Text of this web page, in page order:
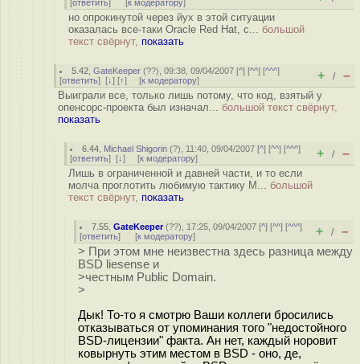
ответить к модератору
но опрокинутой через йух в этой ситуации
оказалась все-таки Oracle Red Hat, с... большой
текст свёрнут, показать
5.42 ,GateKeeper (??), 09:38, 09/04/2007 [^] [^^] [^^^]
[ответить] [↓] [↑] [к модератору] + / –
Выиграли все, только лишь потому, что код, взятый у
опенсорс-проекта был изначал... большой текст свёрнут,
показать
6.44 Michael Shigorin (?), 11:40, 09/04/2007 [^] [^^] [^^^]
[ответить] [↓] [к модератору] + / –
Лишь в ограниченной и давней части, и то если
молча проглотить любимую тактику M... большой
текст свёрнут, показать
7.55 ,GateKeeper(??), 17:25, 09/04/2007 [^] [^^] [^^^]
[ответить] [к модератору] + / –
> При этом мне неизвестна здесь разница между
BSD liesense и
>честным Public Domain.
>
Дык! То-то я смотрю Ваши коллеги бросились
отказываться от упоминания того "недостойного
BSD-лицензии" факта. Ан нет, каждый норовит
ковырнуть этим местом в BSD - оно, де,